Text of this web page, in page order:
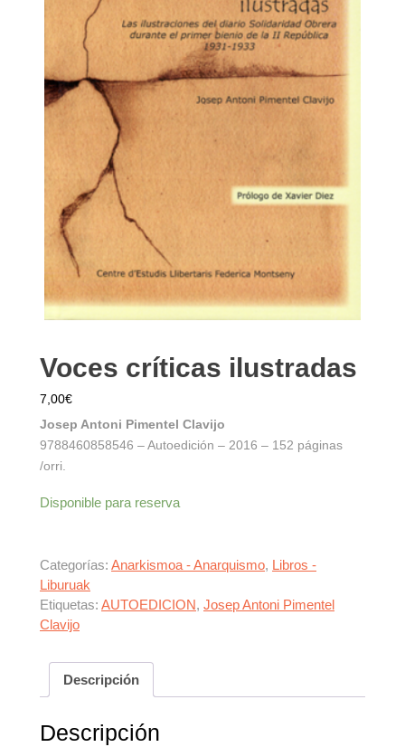
Voces críticas ilustradas
7,00€
Josep Antoni Pimentel Clavijo
9788460858546 – Autoedición – 2016 – 152 páginas
/orri.
Disponible para reserva
Categorías: Anarkismoa - Anarquismo, Libros -
Liburuak
Etiquetas: AUTOEDICION, Josep Antoni Pimentel
Clavijo
Descripción
Descripción